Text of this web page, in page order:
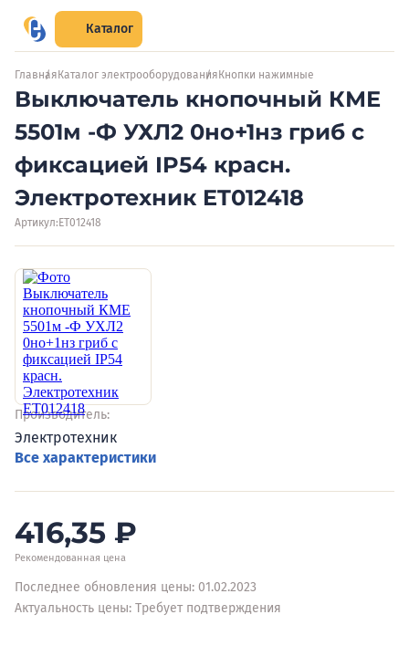
Каталог
Главная Каталог электрооборудования Кнопки нажимные
Выключатель кнопочный КМЕ
5501м -Ф УХЛ2 0но+1нз гриб с
фиксацией IP54 красн.
Электротехник ET012418
Артикул: ET012418
Производитель:
Электротехник
Все характеристики
416,35 ₽
Рекомендованная цена
Последнее обновления цены: 01.02.2023
Актуальность цены: Требует подтверждения